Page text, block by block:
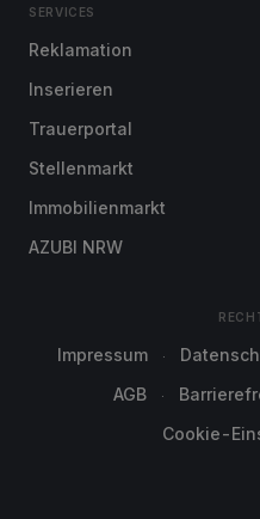
SERVICES
Reklamation
Inserieren
Trauerportal
Stellenmarkt
Immobilienmarkt
AZUBI NRW
Impressum
AGB
Cookie-